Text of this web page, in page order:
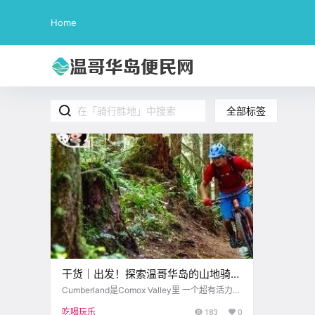
Home
全部标签
干货｜出发！探索温哥华岛的山地骑行
胜地
Cumberland是Comox Valley里 一个超有活力的
游客哦~ .
吃喝玩乐 183 0